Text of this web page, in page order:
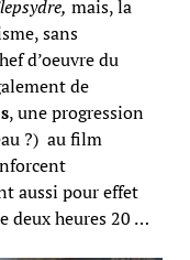
mais, la
sans
d’oeuvre du
de
, une progression
?) au film
aussi pour effet
deux heures 20 …